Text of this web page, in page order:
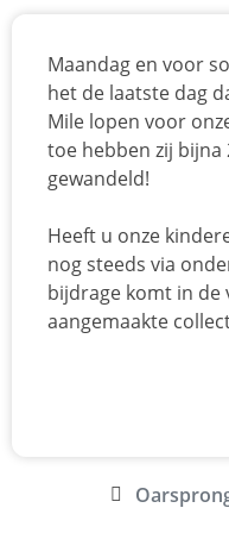
Maandag en voor
het de laatste dag
Mile lopen voor
toe hebben zij bijna
gewandeld!
Heeft u onze
nog steeds via
bijdrage komt in
aangemaakte